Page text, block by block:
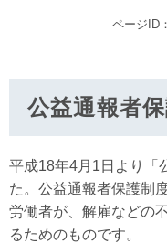
ページID
公益通報者
平成18年4月1日より「
た。公益通報者保護制
労働者が、解雇などの
るためのものです。